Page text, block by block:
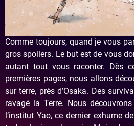
Comme toujours, quand je vous
gros spoilers. Le but est de vous
autant tout vous raconter. Dès
premières pages, nous allons
sur terre, près d’Osaka. Des
ravagé la Terre. Nous
l’institut Yao, ce dernier exhume